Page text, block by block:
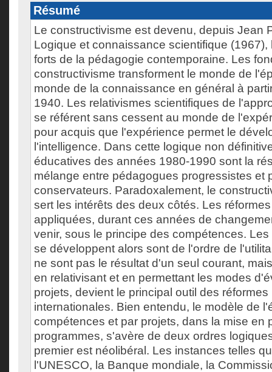
Résumé
Le constructivisme est devenu, depuis Jean
Logique et connaissance scientifique
forts de la pédagogie contemporaine. Les
constructivisme transforment le monde de
monde de la connaissance en général à
1940. Les relativismes scientifiques de
se référent sans cessent au monde de
pour acquis que l'expérience permet le
l'intelligence. Dans cette logique non
éducatives des années 1980-1990 sont la
mélange entre pédagogues progressistes et
conservateurs. Paradoxalement, le
sert les intérêts des deux côtés. Les
appliquées, durant ces années de
venir, sous le principe des compétences.
se développent alors sont de l'ordre de
ne sont pas le résultat d'un seul courant,
en relativisant et en permettant les modes
projets, devient le principal outil des
internationales. Bien entendu, le modèle de
compétences et par projets, dans la mise en
programmes, s'avère de deux ordres
premier est néolibéral. Les instances telles
l'UNESCO, la Banque mondiale, la